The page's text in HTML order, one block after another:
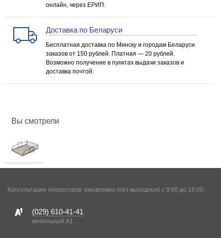
онлайн, через ЕРИП.
Доставка по Беларуси
Бесплатная доставка по Минску и городам Беларуси
заказов от 150 рублей. Платная — 20 рублей.
Возможно получение в пунктах выдачи заказов и
доставка почтой.
Вы смотрели
Консультация операторов: ежедневно (без выходных) с 9:00 до 18:00.
(029) 610-41-41
мобильный A1